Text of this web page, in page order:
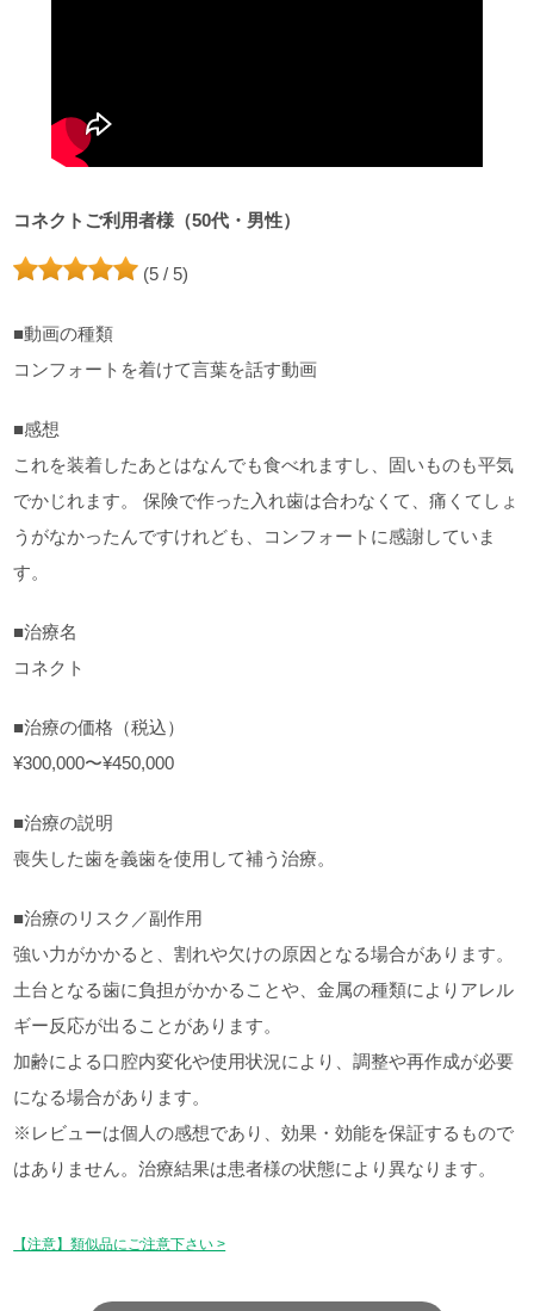
コネクトご利用者様（50代・男性）
(5 / 5)
■動画の種類
コンフォートを着けて言葉を話す動画
■感想
これを装着したあとはなんでも食べれますし、固いものも平気
でかじれます。 保険で作った入れ歯は合わなくて、痛くてしょ
うがなかったんですけれども、コンフォートに感謝していま
す。
■治療名
コネクト
■治療の価格（税込）
¥300,000〜¥450,000
■治療の説明
喪失した歯を義歯を使用して補う治療。
■治療のリスク／副作用
強い力がかかると、割れや欠けの原因となる場合があります。
土台となる歯に負担がかかることや、金属の種類によりアレル
ギー反応が出ることがあります。
加齢による口腔内変化や使用状況により、調整や再作成が必要
になる場合があります。
※レビューは個人の感想であり、効果・効能を保証するもので
はありません。治療結果は患者様の状態により異なります。
【注意】類似品にご注意下さい >